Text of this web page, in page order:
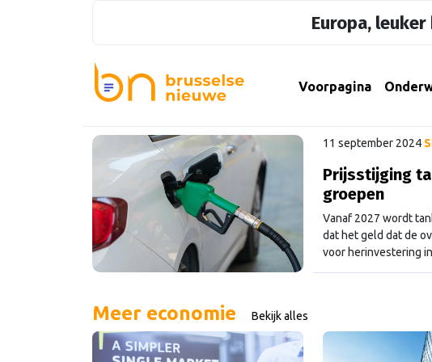
Europa,
Voorpagina
11 september 2024
Prijsstijging
groepen
Vanaf 2027 wordt
dat het geld dat de
voor herinvestering
Meer economie Bekijk alles